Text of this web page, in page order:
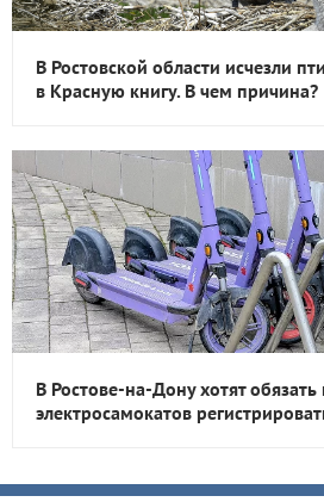
В Ростовской области исчезли
в Красную книгу. В чем причина?
В Ростове-на-Дону хотят обязать
электросамокатов